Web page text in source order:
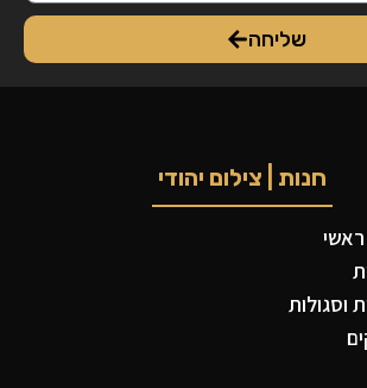
שליחה
חנות | צילום יהודי
וסגולות